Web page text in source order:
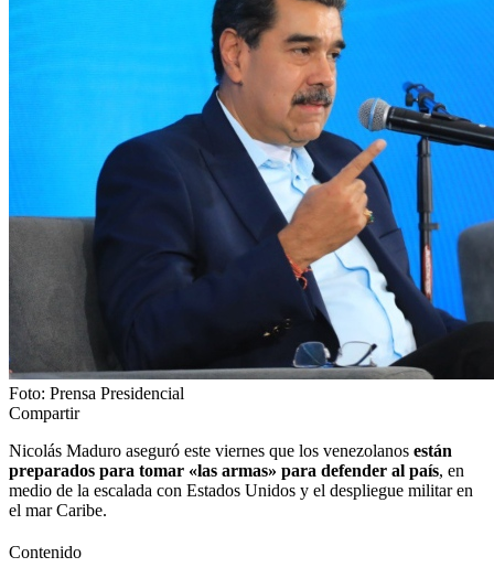
Foto: Prensa Presidencial
Compartir
Nicolás Maduro aseguró este viernes que los venezolanos están
preparados para tomar «las armas» para defender al país, en
medio de la escalada con Estados Unidos y el despliegue militar en
el mar Caribe.
Contenido